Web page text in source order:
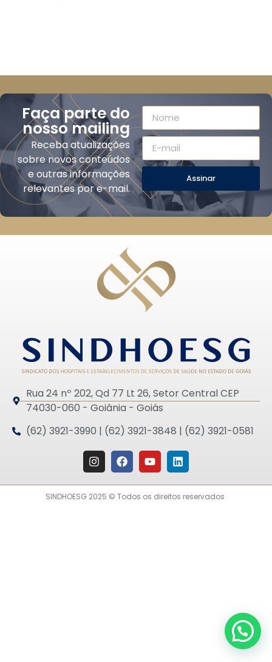
Faça parte do
nosso mailing
Receba atualizações
sobre novos conteúdos
e outras informações
relevantes por e-mail.
Assinar
Rua 24 nº 202, Qd 77 Lt 26, Setor Central CEP
74030-060 - Goiânia - Goiás
(62) 3921-3990 | (62) 3921-3848 | (62) 3921-0581
SINDHOESG 2025 © Todos os direitos reservados